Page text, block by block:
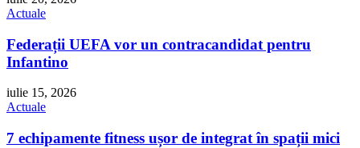
Actuale
Federații UEFA vor un contracandidat pentru
Infantino
iulie 15, 2026
Actuale
7 echipamente fitness ușor de integrat în spații mici